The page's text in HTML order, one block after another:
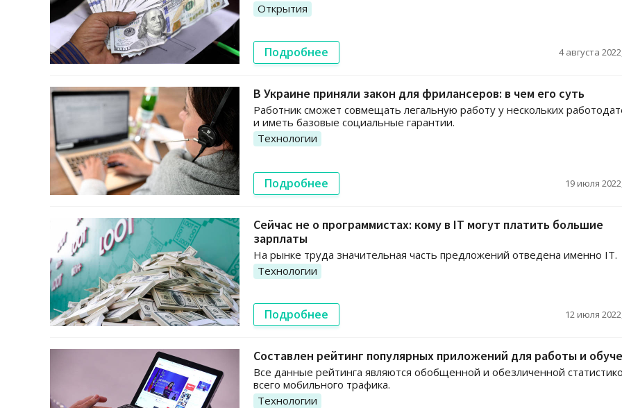
Открытия
Подробнее 4 августа
В Украине приняли закон для фрилансеров: в чем его суть
Работник сможет совмещать легальную работу у нескольких
и иметь базовые социальные гарантии.
Технологии
Подробнее 19 июля
Сейчас не о программистах: кому в IT могут платить большие
зарплаты
На рынке труда значительная часть предложений отведена именно IT.
Технологии
Подробнее 12 июля
Составлен рейтинг популярных приложений для работы и
Все данные рейтинга являются обобщенной и обезличенной
всего мобильного трафика.
Технологии